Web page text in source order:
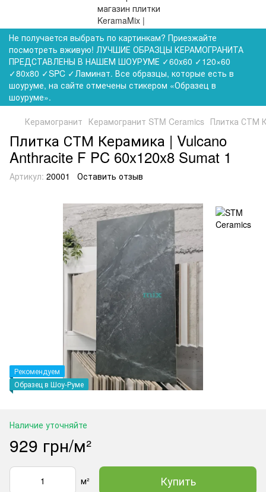
Не получается выбрать по картинкам? Приезжайте
посмотреть вживую! ЛУЧШИЕ ОБРАЗЦЫ КЕРАМОГРАНИТА
ПРЕДСТАВЛЕНЫ В НАШЕМ ШОУРУМЕ ✓60x60 ✓120×60
✓80x80 ✓SPC ✓Ламинат. Все образцы, которые есть в
шоуруме, на сайте отмечены стикером «Образец в
шоуруме».
Керамогранит Керамогранит STM Ceramics Плитка СТМ
Плитка СТМ Керамика | Vulcano
Anthracite F PC 60x120x8 Sumat 1
Артикул: 20001 Оставить отзыв
Рекомендуем
Образец в Шоу-Руме
Наличие уточняйте
929 грн/м²
м² Купить